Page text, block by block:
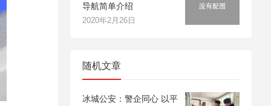
导航简单介绍
2020年2月26日
随机文章
冰城公安：警企同心 以平